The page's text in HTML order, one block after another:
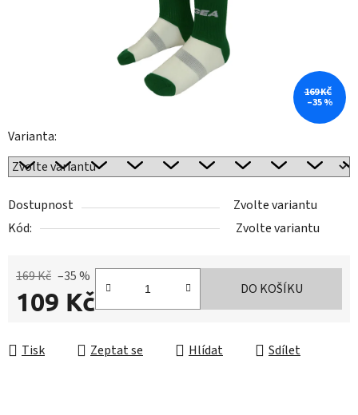
Varianta:
Dostupnost
Zvolte variantu
Kód:
Zvolte variantu
169 Kč –35 %
109 Kč DO KOŠÍKU
Tisk Zeptat se Hlídat Sdílet
169 KČ
–35 %